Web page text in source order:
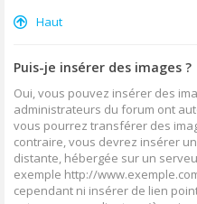
Haut
Puis-je insérer des images ?
Oui, vous pouvez insérer des
administrateurs du forum ont
vous pourrez transférer des
contraire, vous devrez insérer
distante, hébergée sur un
exemple http://
cependant ni insérer de lien